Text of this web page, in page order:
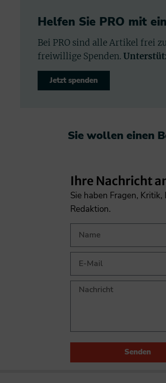
Helfen Sie PRO mit
Bei PRO sind alle Artikel frei
freiwillige Spenden.
Jetzt spenden
Sie wollen einen
Ihre Nachricht
Sie haben Fragen,
Redaktion.
Senden